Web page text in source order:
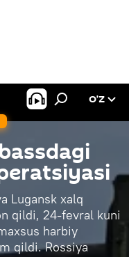
O’Z
Lugansk xalq
qildi, 24-fevral kuni
harbiy
qildi. Rossiya